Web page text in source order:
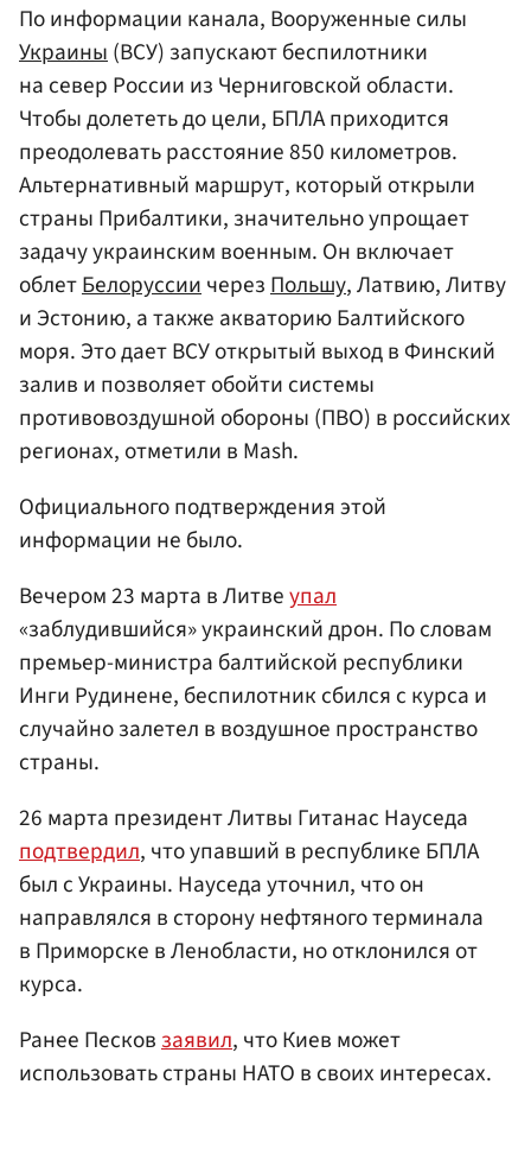
По информации канала, Вооруженные силы
Украины (ВСУ) запускают беспилотники
на север России из Черниговской области.
Чтобы долететь до цели, БПЛА приходится
преодолевать расстояние 850 километров.
Альтернативный маршрут, который открыли
страны Прибалтики, значительно упрощает
задачу украинским военным. Он включает
облетБелоруссии через Польшу, Латвию, Литву
и Эстонию, а также акваторию Балтийского
моря. Это дает ВСУ открытый выход в Финский
залив и позволяет обойти системы
противовоздушной обороны (ПВО) в российских
регионах, отметили в Mash.
Официального подтверждения этой
информации не было.
Вечером 23 марта в Литвеупал
«заблудившийся» украинский дрон. По словам
премьер-министра балтийской республики
Инги Рудинене, беспилотник сбился с курса и
случайно залетел в воздушное пространство
страны.
26 марта президент Литвы Гитанас Науседа
подтвердил, что упавший в республике БПЛА
был с Украины. Науседа уточнил, что он
направлялся в сторону нефтяного терминала
в Приморске в Ленобласти, но отклонился от
курса.
Ранее Песковзаявил, что Киев может
использовать страны НАТО в своих интересах.